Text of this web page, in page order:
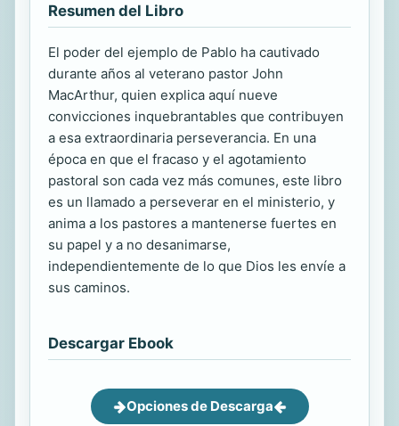
Resumen del Libro
El poder del ejemplo de Pablo ha cautivado
durante años al veterano pastor John
MacArthur, quien explica aquí nueve
convicciones inquebrantables que contribuyen
a esa extraordinaria perseverancia. En una
época en que el fracaso y el agotamiento
pastoral son cada vez más comunes, este libro
es un llamado a perseverar en el ministerio, y
anima a los pastores a mantenerse fuertes en
su papel y a no desanimarse,
independientemente de lo que Dios les envíe a
sus caminos.
Descargar Ebook
Opciones de Descarga